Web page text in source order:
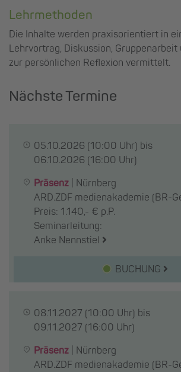
Lehrmethoden
Die Inhalte werden praxisorientiert in
Lehrvortrag, Diskussion,
zur persönlichen Reflexion vermittelt.
Nächste Termine
05.10.2026 (10:00 Uhr) bis
06.10.2026 (16:00 Uhr)
Präsenz
Nürnberg
ARD.ZDF medienakademie (BR-
Preis: 1.140,- € p.P.
Seminarleitung:
Anke Nennstiel
BUCHUNG
08.11.2027 (10:00 Uhr) bis
09.11.2027 (16:00 Uhr)
Präsenz
Nürnberg
ARD.ZDF medienakademie (BR-